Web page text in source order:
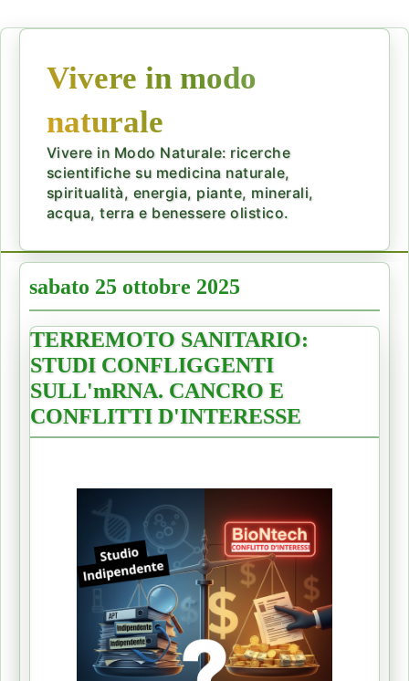
Vivere in modo
naturale
Vivere in Modo Naturale: ricerche
scientifiche su medicina naturale,
spiritualità, energia, piante, minerali,
acqua, terra e benessere olistico.
sabato 25 ottobre 2025
TERREMOTO SANITARIO:
STUDI CONFLIGGENTI
SULL'mRNA. CANCRO E
CONFLITTI D'INTERESSE